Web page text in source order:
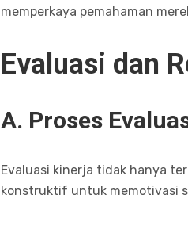
memperkaya pemahaman
Evaluasi dan
A. Proses
Evaluasi kinerja tidak hanya
konstruktif untuk memotivasi